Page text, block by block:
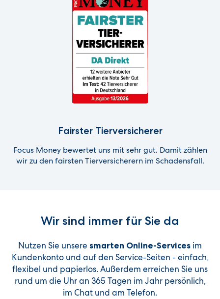
Fairster Tierversicherer
Focus Money bewertet uns mit sehr gut. Damit zählen
wir zu den fairsten Tierversicherern im Schadensfall.
Wir sind immer für Sie da
Nutzen Sie unsere smarten Online-Services im
Kundenkonto und auf den Service-Seiten - einfach,
flexibel und papierlos. Außerdem erreichen Sie uns
rund um die Uhr an 365 Tagen im Jahr persönlich,
im Chat und am Telefon.